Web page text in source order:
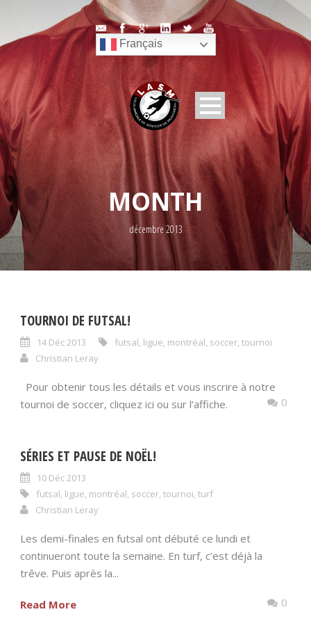
Français
MONTH
décembre 2013
TOURNOI DE FUTSAL!
14 Déc 2013 futsal, ligue, montréal, soccer, tournoi
Christian Leray
Pour obtenir tous les détails et vous inscrire à notre
tournoi de soccer, cliquez ici ou sur l’affiche.
0
SÉRIES ET PAUSE DE NOËL!
10 Déc 2013
futsal, ligue, montréal, soccer, tournoi, turf
Christian Leray
Les demi-finales en futsal ont débuté ce lundi et
continueront toute la semaine. En turf, c’est déjà la
trêve. Puis après la...
Read More 0